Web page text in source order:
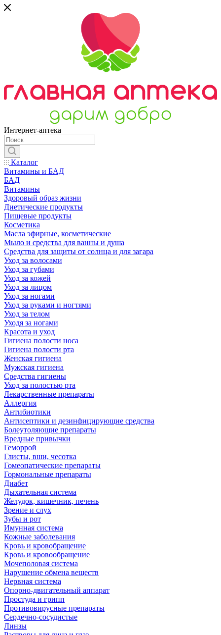
Интернет-аптека
Каталог
Витамины и БАД
БАД
Витамины
Здоровый образ жизни
Диетические продукты
Пищевые продукты
Косметика
Масла эфирные, косметические
Мыло и средства для ванны и душа
Средства для защиты от солнца и для загара
Уход за волосами
Уход за губами
Уход за кожей
Уход за лицом
Уход за ногами
Уход за руками и ногтями
Уход за телом
Уходя за ногами
Красота и уход
Гигиена полости носа
Гигиена полости рта
Женская гигиена
Мужская гигиена
Средства гигиены
Уход за полостью рта
Лекарственные препараты
Аллергия
Антибиотики
Антисептики и дезинфицирующие средства
Болеутоляющие препараты
Вредные привычки
Геморрой
Глисты, вши, чесотка
Гомеопатические препараты
Гормональные препараты
Диабет
Дыхательная система
Желудок, кишечник, печень
Зрение и слух
Зубы и рот
Имунная система
Кожные заболевания
Кровь и кровобращение
Кровь и кровообращение
Мочеполовая система
Нарушение обмена веществ
Нервная система
Опорно-двигательный аппарат
Простуда и грипп
Противовирусные препараты
Сердечно-сосудистые
Линзы